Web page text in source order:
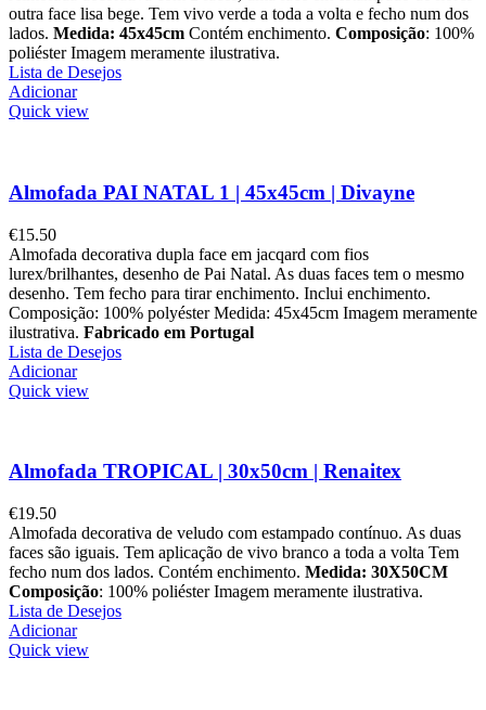
outra face lisa bege. Tem vivo verde a toda a volta e fecho num dos
lados. Medida: 45x45cm Contém enchimento. Composição: 100%
poliéster Imagem meramente ilustrativa.
Lista de Desejos
Adicionar
Quick view
Almofada PAI NATAL 1 | 45x45cm | Divayne
€15.50
Almofada decorativa dupla face em jacqard com fios
lurex/brilhantes, desenho de Pai Natal. As duas faces tem o mesmo
desenho. Tem fecho para tirar enchimento. Inclui enchimento.
Composição: 100% polyéster Medida: 45x45cm Imagem meramente
ilustrativa. Fabricado em Portugal
Lista de Desejos
Adicionar
Quick view
Almofada TROPICAL | 30x50cm | Renaitex
€19.50
Almofada decorativa de veludo com estampado contínuo. As duas
faces são iguais. Tem aplicação de vivo branco a toda a volta Tem
fecho num dos lados. Contém enchimento. Medida: 30X50CM
Composição: 100% poliéster Imagem meramente ilustrativa.
Lista de Desejos
Adicionar
Quick view